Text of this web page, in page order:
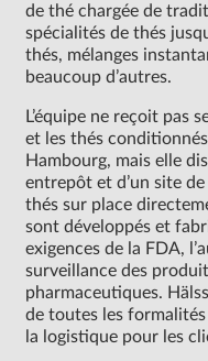
de thé chargée de
spécialités de thés
thés, mélanges
beaucoup d’autres.
L’équipe ne reçoit pas
et les thés
Hambourg, mais elle
entrepôt et d’un site
thés sur place
sont développés et
exigences de la FDA,
surveillance des
pharmaceutiques.
de toutes les
la logistique pour les